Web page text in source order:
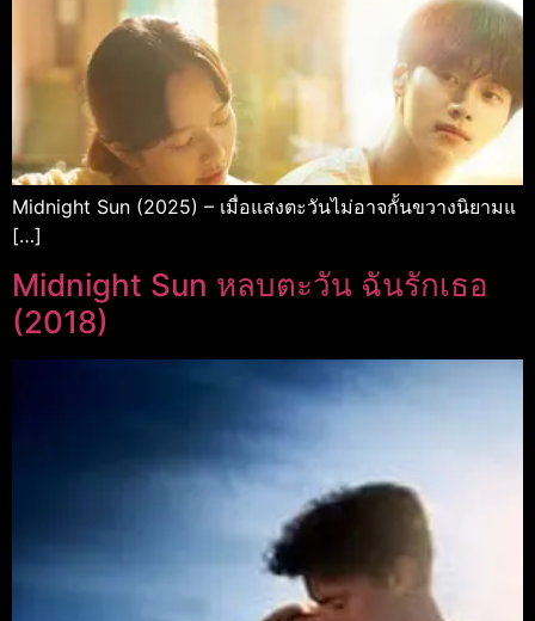
Midnight Sun (2025) – เมื่อแสงตะวันไม่อาจกั้นขวางนิยามแ
[…]
Midnight Sun หลบตะวัน ฉันรักเธอ
(2018)